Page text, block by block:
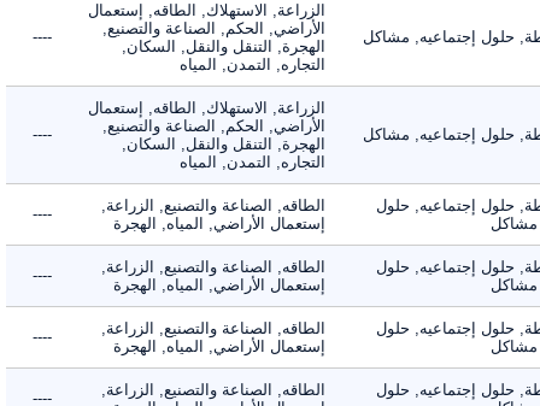
حلول إجتماعيه, مشاكل
الزراعة, الاستهلاك, الطاقه, إستعمال
الأراضي, الحكم, الصناعة والتصنيع,
الهجرة, التنقل والنقل, السكان,
التجاره, التمدن, المياه
----
حلول إجتماعيه, مشاكل
الزراعة, الاستهلاك, الطاقه, إستعمال
الأراضي, الحكم, الصناعة والتصنيع,
الهجرة, التنقل والنقل, السكان,
التجاره, التمدن, المياه
----
حلول إجتماعيه, حلول
الطاقه, الصناعة والتصنيع, الزراعة,
إستعمال الأراضي, المياه, الهجرة
----
حلول إجتماعيه, حلول
الطاقه, الصناعة والتصنيع, الزراعة,
إستعمال الأراضي, المياه, الهجرة
----
حلول إجتماعيه, حلول
الطاقه, الصناعة والتصنيع, الزراعة,
إستعمال الأراضي, المياه, الهجرة
----
حلول إجتماعيه, حلول
الطاقه, الصناعة والتصنيع, الزراعة,
----